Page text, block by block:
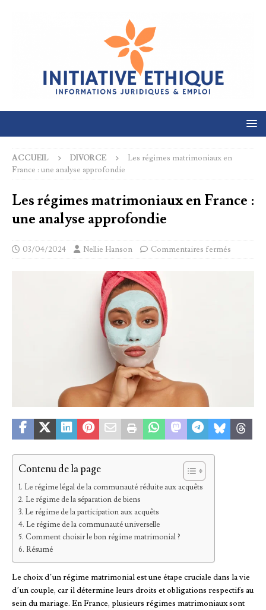
ACCUEIL DIVORCE
Les régimes matrimoniaux en
France : une analyse approfondie
Les régimes matrimoniaux en France :
une analyse approfondie
03/04/2024 Nellie Hanson Commentaires fermés
Contenu de la page
Le régime légal de la communauté réduite aux acquêts
Le régime de la séparation de biens
Le régime de la participation aux acquêts
Le régime de la communauté universelle
Comment choisir le bon régime matrimonial ?
Résumé
Le choix d’un régime matrimonial est une étape cruciale dans la vie
d’un couple, car il détermine leurs droits et obligations respectifs au
sein du mariage. En France, plusieurs régimes matrimoniaux sont